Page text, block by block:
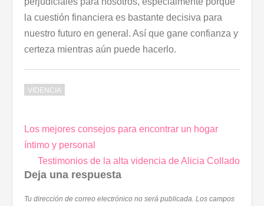
la cuestión financiera es bastante decisiva para
nuestro futuro en general. Así que gane confianza y
certeza mientras aún puede hacerlo.
VIDENCIA
Navegación
de
entradas
Los mejores consejos para encontrar un hogar
íntimo y personal
Testimonios de la alta videncia de Alicia Collado
Deja una respuesta
Tu dirección de correo electrónico no será publicada. Los campos